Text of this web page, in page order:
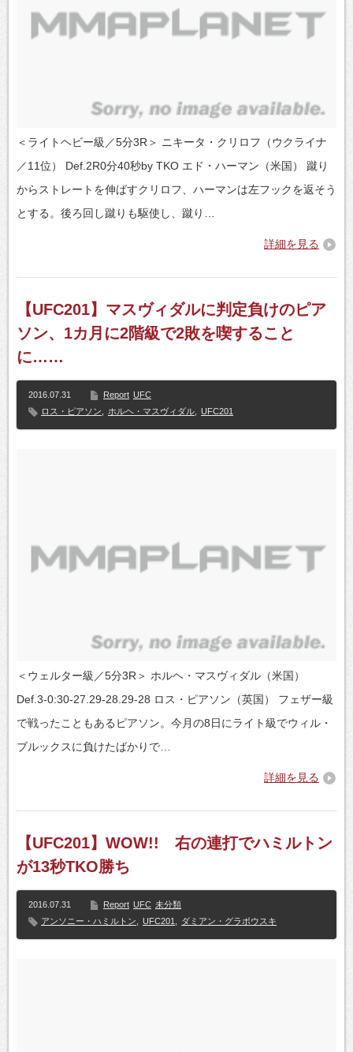
＜ライトヘビー級／5分3R＞ ニキータ・クリロフ（ウクライナ
／11位） Def.2R0分40秒by TKO エド・ハーマン（米国） 蹴り
からストレートを伸ばすクリロフ、ハーマンは左フックを返そう
とする。後ろ回し蹴りも駆使し、蹴り…
詳細を見る
【UFC201】マスヴィダルに判定負けのピア
ソン、1カ月に2階級で2敗を喫すること
に……
2016.07.31 Report UFC
ロス・ピアソン
ホルヘ・マスヴィダル UFC201
＜ウェルター級／5分3R＞ ホルヘ・マスヴィダル（米国）
Def.3-0:30-27.29-28.29-28 ロス・ピアソン（英国） フェザー級
で戦ったこともあるピアソン。今月の8日にライト級でウィル・
ブルックスに負けたばかりで…
詳細を見る
【UFC201】WOW!! 右の連打でハミルトン
が13秒TKO勝ち
2016.07.31 Report UFC 未分類
アンソニー・ハミルトン
UFC201 ダミアン・グラボウスキ